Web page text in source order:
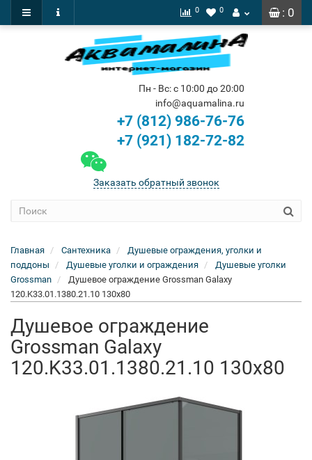
: 0
0 0
Пн - Вс: с 10:00 до 20:00
info@aquamalina.ru
+7 (812) 986-76-76
+7 (921) 182-72-82
Заказать обратный звонок
Главная Сантехника
Душевые ограждения, уголки и
поддоны
Душевые уголки и ограждения
Душевые уголки
Grossman
Душевое ограждение Grossman Galaxy
120.K33.01.1380.21.10 130x80
Душевое ограждение
Grossman Galaxy
120.K33.01.1380.21.10 130x80